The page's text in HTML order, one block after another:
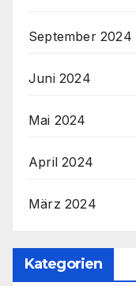
September 2024
Juni 2024
Mai 2024
April 2024
März 2024
Kategorien